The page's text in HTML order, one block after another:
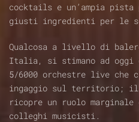
cocktails e un’ampia
giusti ingredienti per le
Qualcosa a livello di
Italia, si stimano ad oggi
5/6000 orchestre live che
ingaggio sul territorio; il
ricopre un ruolo
colleghi musicisti.